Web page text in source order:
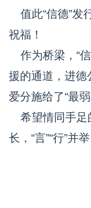
值此“信德”发
祝福！
作为桥梁，“
援的通道，进德
爱分施给了“最
希望情同手足
长，“言”“行”